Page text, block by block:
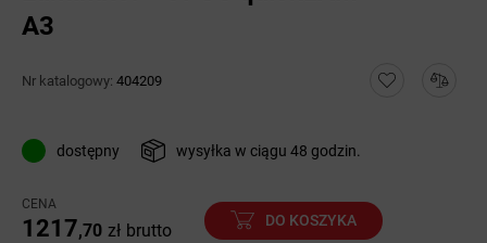
A3
Nr katalogowy: 404209
dostępny wysyłka w ciągu 48 godzin.
CENA
1217,70 zł brutto
DO KOSZYKA